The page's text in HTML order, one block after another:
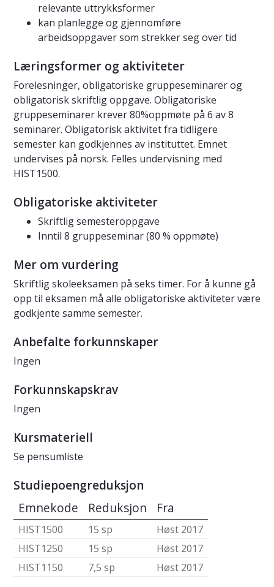
relevante uttrykksformer
kan planlegge og gjennomføre
arbeidsoppgaver som strekker seg over tid
Læringsformer og aktiviteter
Forelesninger, obligatoriske gruppeseminarer og
obligatorisk skriftlig oppgave. Obligatoriske
gruppeseminarer krever 80%oppmøte på 6 av 8
seminarer. Obligatorisk aktivitet fra tidligere
semester kan godkjennes av instituttet. Emnet
undervises på norsk. Felles undervisning med
HIST1500.
Obligatoriske aktiviteter
Skriftlig semesteroppgave
Inntil 8 gruppeseminar (80 % oppmøte)
Mer om vurdering
Skriftlig skoleeksamen på seks timer. For å kunne gå
opp til eksamen må alle obligatoriske aktiviteter være
godkjente samme semester.
Anbefalte forkunnskaper
Ingen
Forkunnskapskrav
Ingen
Kursmateriell
Se pensumliste
Studiepoengreduksjon
Emnekode Reduksjon Fra
HIST1500 15 sp
Høst 2017
HIST1250
15 sp
Høst 2017
HIST1150
7,5 sp
Høst 2017